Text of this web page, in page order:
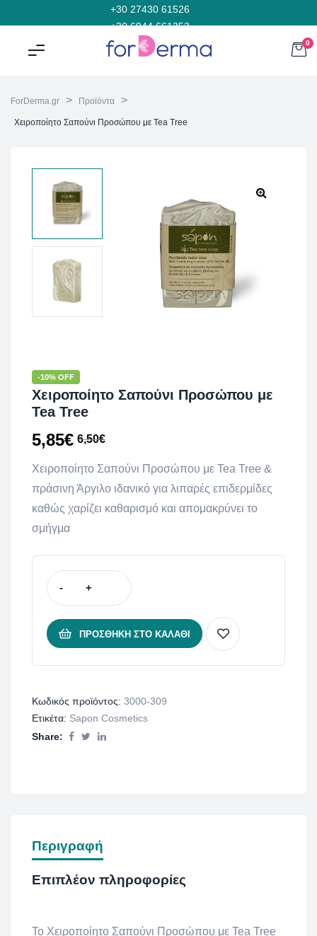
+30 27430 61526
+30 6944 661353
0
ForDerma.gr > Προϊόντα >
Χειροποίητο Σαπούνι Προσώπου με Tea Tree
-10% OFF
Χειροποίητο Σαπούνι Προσώπου με
Tea Tree
6,50€
5,85€
Χειροποίητο Σαπούνι Προσώπου με Tea Tree &
πράσινη Άργιλο ιδανικό για λιπαρές επιδερμίδες
καθώς χαρίζει καθαρισμό και απομακρύνει το
σμήγμα
- +
ΠΡΟΣΘΉΚΗ ΣΤΟ ΚΑΛΆΘΙ
Κωδικός προϊόντος: 3000-309
Ετικέτα: Sapon Cosmetics
Share:
Περιγραφή
Επιπλέον πληροφορίες
To Χειροποίητο Σαπούνι Προσώπου με Tea Tree